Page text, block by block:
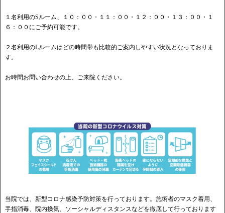
１名利用のSルーム、１０：００・１１：００・１２：００・１３：００・１
６：００にご予約可能です。
２名利用のLルームはどの時間帯も比較的ご案内しやすい状況となっておりま
す。
お時間お問い合わせの上、ご来院ください。
当院では、新型コロナ感染予防対策を行っております。施術者のマスク着用、
手指消毒、院内換気、ソーシャルディスタンスなどを徹底して行っております